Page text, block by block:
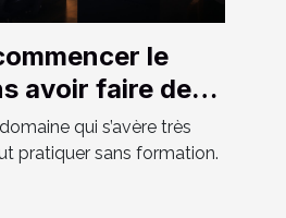
le
avoir faire de
qui s’avère très
pratiquer sans formation.